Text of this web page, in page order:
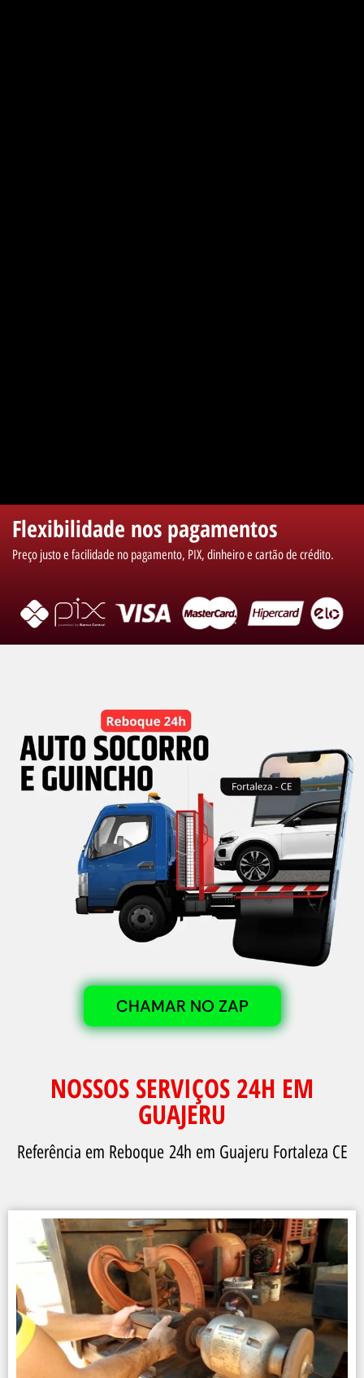
Flexibilidade nos pagamentos
Preço justo e facilidade no pagamento, PIX, dinheiro e cartão de crédito.
CHAMAR NO ZAP
NOSSOS SERVIÇOS 24H EM
GUAJERU
Referência em Reboque 24h em Guajeru Fortaleza CE